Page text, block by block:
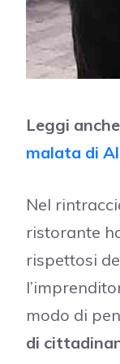
Leggi
malata di
Nel
ristorante
rispettosi
modo di
di